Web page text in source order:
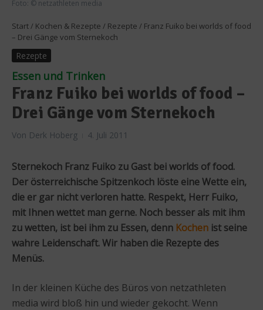
Foto: © netzathleten media
Start / Kochen & Rezepte / Rezepte / Franz Fuiko bei worlds of food
– Drei Gänge vom Sternekoch
Rezepte
Essen und Trinken
Franz Fuiko bei worlds of food –
Drei Gänge vom Sternekoch
Von Derk Hoberg 4. Juli 2011
Sternekoch Franz Fuiko zu Gast bei worlds of food.
Der österreichische Spitzenkoch löste eine Wette ein,
die er gar nicht verloren hatte. Respekt, Herr Fuiko,
mit Ihnen wettet man gerne. Noch besser als mit ihm
zu wetten, ist bei ihm zu Essen, denn Kochen ist seine
wahre Leidenschaft. Wir haben die Rezepte des
Menüs.
In der kleinen Küche des Büros von netzathleten
media wird bloß hin und wieder gekocht. Wenn